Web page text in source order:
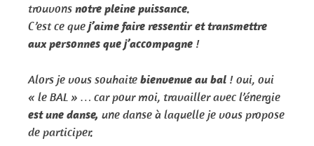
trouvonsnotre pleine puissance.
C’est ce quej’aime faire ressentir et transmettre
aux personnes que j’accompagne !
Alors je vous souhaitebienvenue au bal ! oui, oui
« le BAL » … car pour moi, travailler avec l’énergie
est une danse, une danseà laquelle je vous propose
de participer.